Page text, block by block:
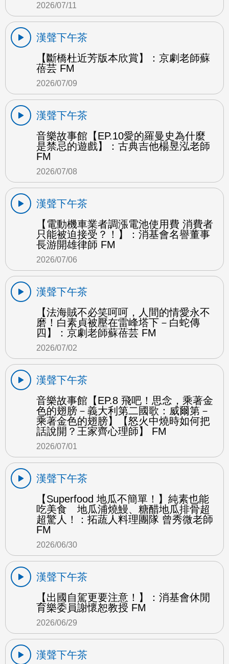
2026/07/11
漢聲下午茶
【斷橋杜近芳版本欣賞】：京劇老師蘇
蓓芸 FM
2026/07/09
漢聲下午茶
音樂故事館【EP.10愛的羅曼史為什麼
是禁忌的遊戲】：古典吉他楊昱泓老師
FM
2026/07/08
漢聲下午茶
【電動機車業者調漲電池使用費 消費者
只能被迫接受？！】：消基會名譽董事
長游開雄律師 FM
2026/07/06
漢聲下午茶
【法海賊不必笑呵呵，人間的情愛永不
磨！白素貞被壓在雷峰塔下－白蛇傳
四】：京劇老師蘇蓓芸 FM
2026/07/02
漢聲下午茶
音樂故事館【EP.8 飛吧！思念，乘著金
色的翅膀－義大利第二國歌：威爾第－
乘著金色的翅膀】【怒火中燒時如何把
話說開？王家齊心理師】 FM
2026/07/01
漢聲下午茶
【Superfood 地瓜不簡單！】純素也能
吃美食 地瓜浦燒鰻、糖醋地瓜排骨超
超驚人！：拓蔬人料理團隊 曾秀微老師
FM
2026/06/30
漢聲下午茶
【出國自駕更要注意！】：消基會休閒
育樂委員謝懷恕教授 FM
2026/06/29
漢聲下午茶